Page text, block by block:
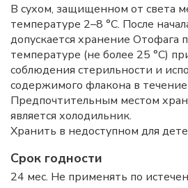
В сухом, защищенном от света
температуре 2–8 °C. После
допускается хранение Отофага
температуре (не более 25 °C)
соблюдения стерильности и
содержимого флакона в
Предпочтительным местом
является холодильник.
Хранить в недоступном для
Срок годности
24 мес. Не применять по